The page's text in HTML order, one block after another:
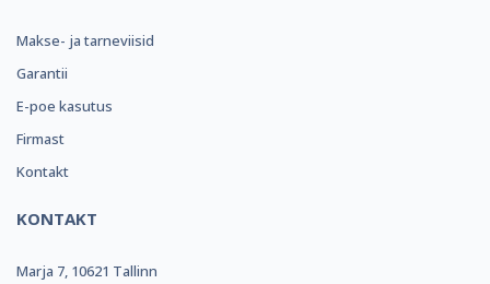
Makse- ja tarneviisid
Garantii
E-poe kasutus
Firmast
Kontakt
KONTAKT
Marja 7, 10621 Tallinn